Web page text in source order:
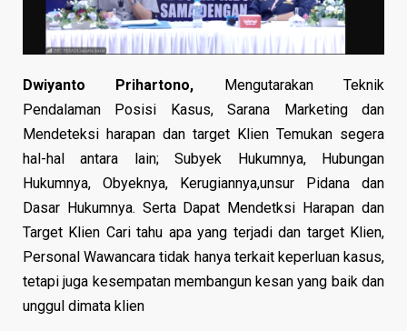
Dwiyanto Prihartono, Mengutarakan Teknik
Pendalaman Posisi Kasus, Sarana Marketing dan
Mendeteksi harapan dan target Klien Temukan segera
hal-hal antara lain; Subyek Hukumnya, Hubungan
Hukumnya, Obyeknya, Kerugiannya,unsur Pidana dan
Dasar Hukumnya. Serta Dapat Mendetksi Harapan dan
Target Klien Cari tahu apa yang terjadi dan target Klien,
Personal Wawancara tidak hanya terkait keperluan kasus,
tetapi juga kesempatan membangun kesan yang baik dan
unggul dimata klien